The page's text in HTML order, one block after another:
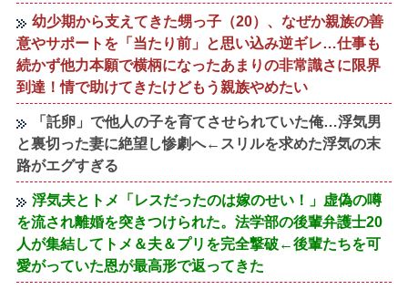
幼少期から支えてきた甥っ子（20）、なぜか親族の善
意やサポートを「当たり前」と思い込み逆ギレ…仕事も
続かず他力本願で横柄になったあまりの非常識さに限界
到達！情で助けてきたけどもう親族やめたい
「託卵」で他人の子を育てさせられていた俺…浮気男
と裏切った妻に絶望し惨劇へ←スリルを求めた浮気の末
路がエグすぎる
浮気夫とトメ「レスだったのは嫁のせい！」虚偽の噂
を流され離婚を突きつけられた。法学部の後輩弁護士20
人が集結してトメ＆夫＆プリを完全撃破←後輩たちを可
愛がっていた恩が最高形で返ってきた